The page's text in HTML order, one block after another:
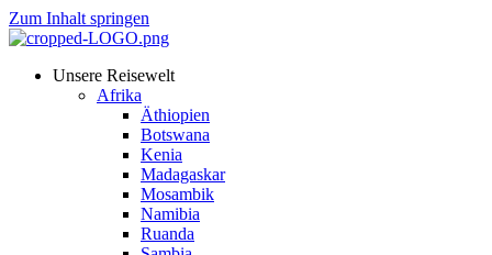
Zum Inhalt springen
Unsere Reisewelt
Afrika
Äthiopien
Botswana
Kenia
Madagaskar
Mosambik
Namibia
Ruanda